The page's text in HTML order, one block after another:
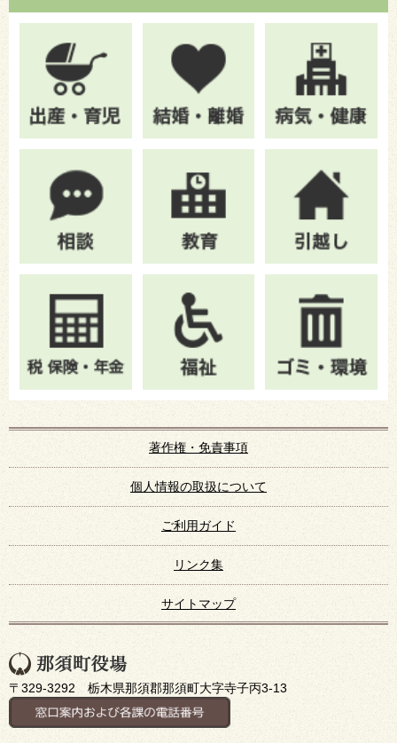
著作権・免責事項
個人情報の取扱について
ご利用ガイド
リンク集
サイトマップ
〒329-3292 栃木県那須郡那須町大字寺子丙3-13